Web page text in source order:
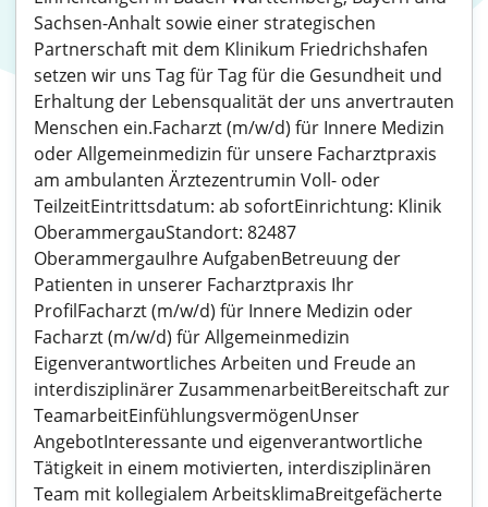
Sachsen-Anhalt sowie einer strategischen
Partnerschaft mit dem Klinikum Friedrichshafen
setzen wir uns Tag für Tag für die Gesundheit und
Erhaltung der Lebensqualität der uns anvertrauten
Menschen ein.Facharzt (m/w/d) für Innere Medizin
oder Allgemeinmedizin für unsere Facharztpraxis
am ambulanten Ärztezentrumin Voll- oder
TeilzeitEintrittsdatum: ab sofortEinrichtung: Klinik
OberammergauStandort: 82487
OberammergauIhre AufgabenBetreuung der
Patienten in unserer Facharztpraxis Ihr
ProfilFacharzt (m/w/d) für Innere Medizin oder
Facharzt (m/w/d) für Allgemeinmedizin
Eigenverantwortliches Arbeiten und Freude an
interdisziplinärer ZusammenarbeitBereitschaft zur
TeamarbeitEinfühlungsvermögenUnser
AngebotInteressante und eigenverantwortliche
Tätigkeit in einem motivierten, interdisziplinären
Team mit kollegialem ArbeitsklimaBreitgefächerte